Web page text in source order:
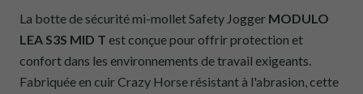
La botte de sécurité mi-mollet Safety Jogger MODULO
LEA S3S MID T est conçue pour offrir protection et
confort dans les environnements de travail exigeants.
Fabriquée en cuir Crazy Horse résistant à l'abrasion, cette